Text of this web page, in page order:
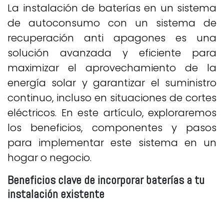
La instalación de baterías en un sistema
de autoconsumo con un sistema de
recuperación anti apagones es una
solución avanzada y eficiente para
maximizar el aprovechamiento de la
energía solar y garantizar el suministro
continuo, incluso en situaciones de cortes
eléctricos. En este artículo, exploraremos
los beneficios, componentes y pasos
para implementar este sistema en un
hogar o negocio.
Beneficios clave de incorporar baterías a tu
instalación existente